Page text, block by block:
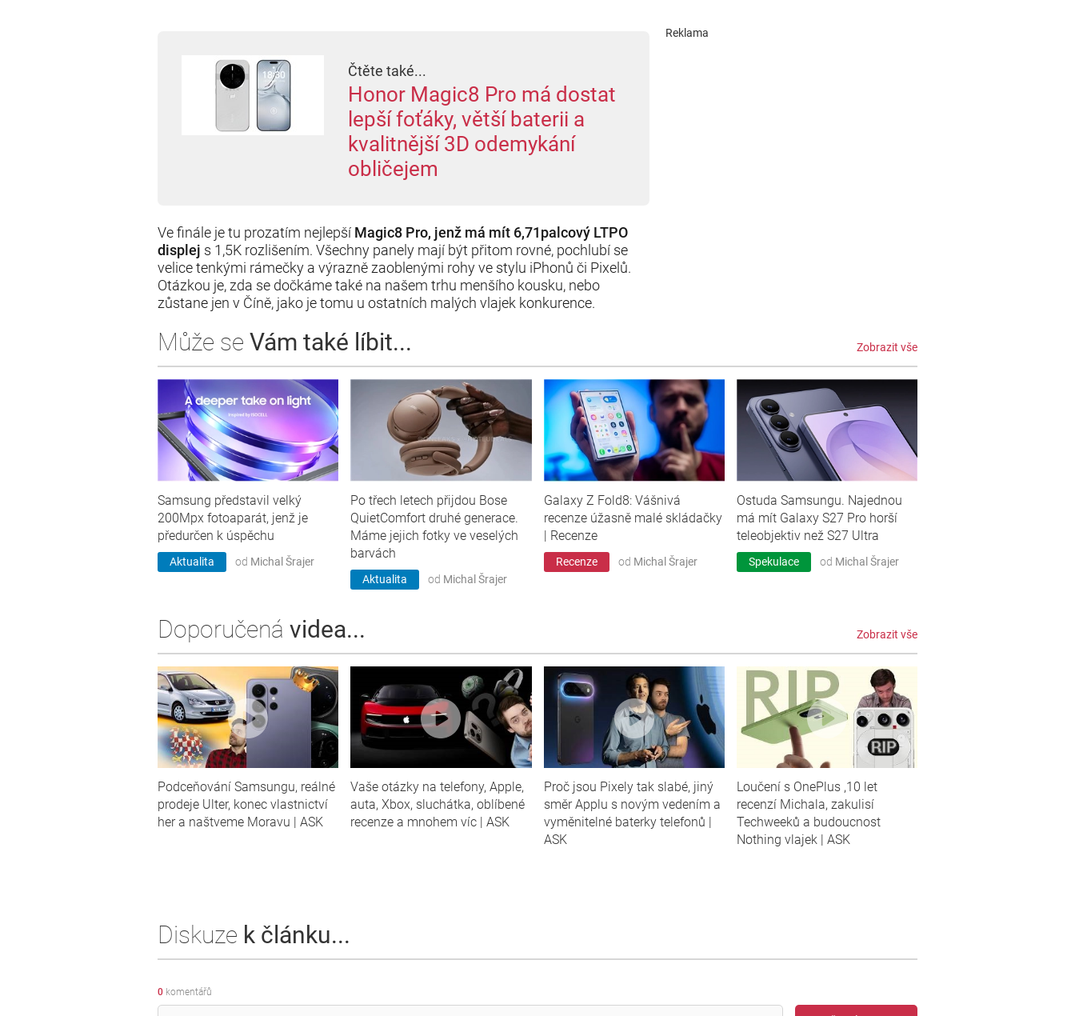
Čtěte také...
Honor Magic8 Pro má dostat
lepší foťáky, větší baterii a
kvalitnější 3D odemykání
obličejem
Ve finále je tu prozatím nejlepší Magic8 Pro, jenž má mít 6,71palcový LTPO
displej s 1,5K rozlišením. Všechny panely mají být přitom rovné, pochlubí se
velice tenkými rámečky a výrazně zaoblenými rohy ve stylu iPhonů či Pixelů.
Otázkou je, zda se dočkáme také na našem trhu menšího kousku, nebo
zůstane jen v Číně, jako je tomu u ostatních malých vlajek konkurence.
Reklama
Může se Vám také líbit... Zobrazit vše
Samsung představil velký
200Mpx fotoaparát, jenž je
předurčen k úspěchu
Aktualita od Michal Šrajer
Po třech letech přijdou Bose
QuietComfort druhé generace.
Máme jejich fotky ve veselých
barvách
Aktualita od Michal Šrajer
Galaxy Z Fold8: Vášnivá
recenze úžasně malé skládačky
| Recenze
Recenze od Michal Šrajer
Ostuda Samsungu. Najednou
má mít Galaxy S27 Pro horší
teleobjektiv než S27 Ultra
Spekulace od Michal Šrajer
Doporučená videa... Zobrazit vše
Podceňování Samsungu, reálné
prodeje Ulter, konec vlastnictví
her a naštveme Moravu | ASK
Vaše otázky na telefony, Apple,
auta, Xbox, sluchátka, oblíbené
recenze a mnohem víc | ASK
Proč jsou Pixely tak slabé, jiný
směr Applu s novým vedením a
vyměnitelné baterky telefonů |
ASK
Loučení s OnePlus ,10 let
recenzí Michala, zakulisí
Techweeků a budoucnost
Nothing vlajek | ASK
Diskuze k článku...
0 komentářů